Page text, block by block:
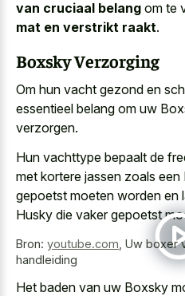
van cruciaal belang om te
mat en verstrikt raakt.
Boxsky Verzorging
Om hun vacht gezond en
essentieel belang om uw
verzorgen.
Hun vachttype bepaalt de
met kortere jassen zoals
gepoetst moeten worden en
Husky die vaker gepoetst
Bron: youtube.com Uw boxer
handleiding
Het baden van uw Boxsky